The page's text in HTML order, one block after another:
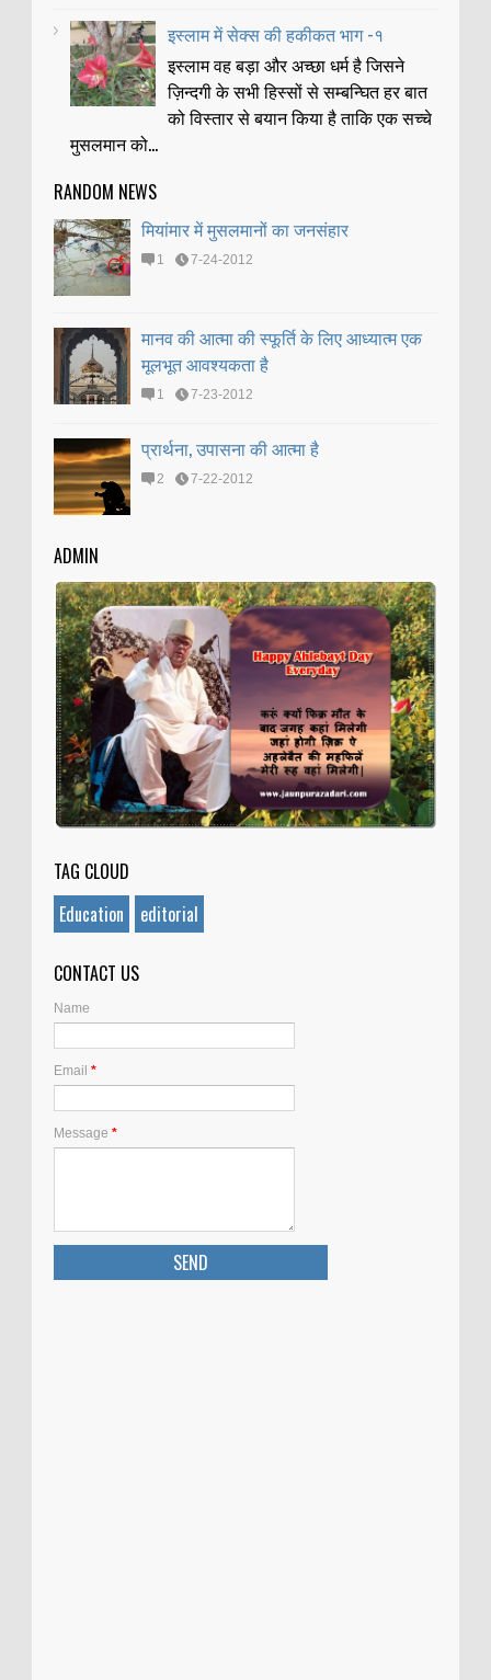
इस्लाम में सेक्स की हकीकत भाग -१
इस्लाम वह बड़ा और अच्छा धर्म है जिसने
ज़िन्दगी के सभी हिस्सों से सम्बन्घित हर बात
को विस्तार से बयान किया है ताकि एक सच्चे
मुसलमान को...
RANDOM NEWS
मियांमार में मुसलमानों का जनसंहार
1 7-24-2012
मानव की आत्मा की स्फूर्ति के लिए आध्यात्म एक
मूलभूत आवश्यकता है
1 7-23-2012
प्रार्थना, उपासना की आत्मा है
2 7-22-2012
ADMIN
TAG CLOUD
Education
editorial
CONTACT US
Name
Email *
Message *